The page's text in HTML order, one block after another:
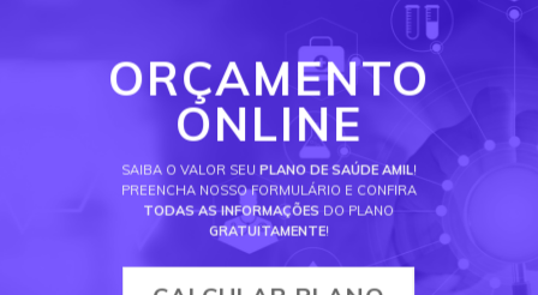
ORÇAMENTO
ONLINE
SAIBA O VALOR SEU PLANO DE SAÚDE AMIL!
PREENCHA NOSSO FORMULÁRIO E CONFIRA
TODAS AS INFORMAÇÕES DO PLANO
GRATUITAMENTE!